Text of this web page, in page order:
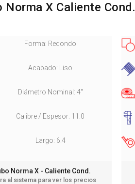
Norma X Caliente Cond.
Forma: Redondo
Acabado: Liso
Diámetro Nominal: 4"
Calibre / Espesor: 11.0
Largo: 6.4
Norma X - Caliente Cond.
al sistema para ver los precios